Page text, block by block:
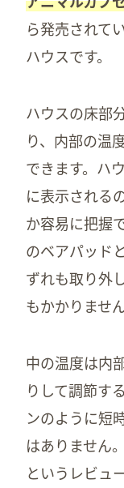
ら発売されて
ハウスです。
ハウスの床部
り、内部の温
できます。ハ
に表示される
か容易に把握
のベアパッド
ずれも取り外
もかかりません
中の温度は内
りして調節す
ンのように短
はありません
というレビュ